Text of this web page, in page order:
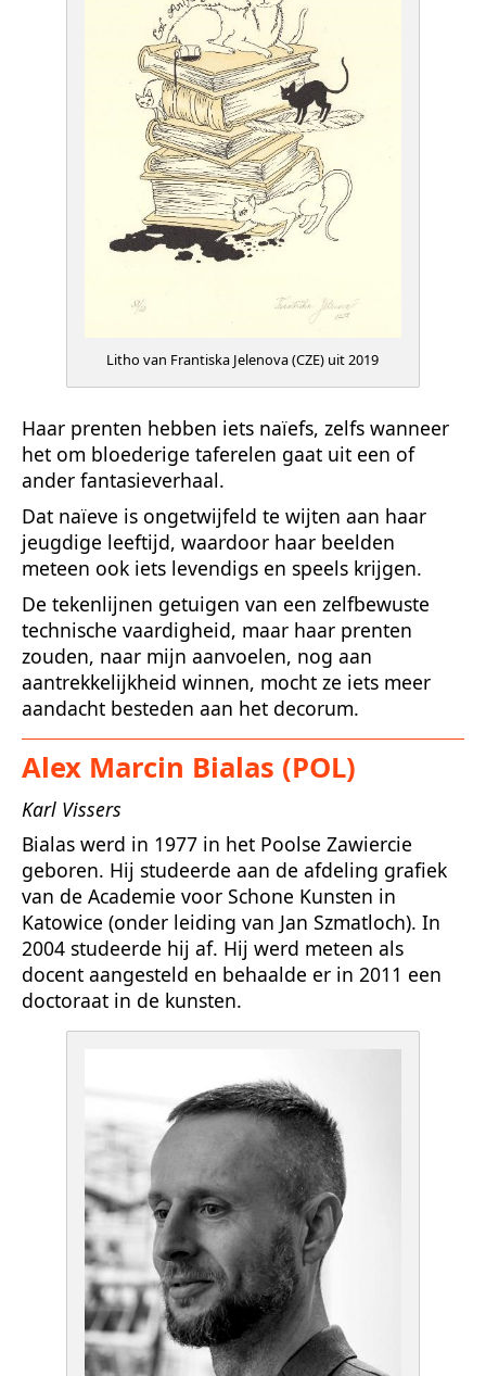
Litho van Frantiska Jelenova (CZE) uit 2019
Haar prenten hebben iets naïefs, zelfs wanneer
het om bloederige taferelen gaat uit een of
ander fantasieverhaal.
Dat naïeve is ongetwijfeld te wijten aan haar
jeugdige leeftijd, waardoor haar beelden
meteen ook iets levendigs en speels krijgen.
De tekenlijnen getuigen van een zelfbewuste
technische vaardigheid, maar haar prenten
zouden, naar mijn aanvoelen, nog aan
aantrekkelijkheid winnen, mocht ze iets meer
aandacht besteden aan het decorum.
Alex Marcin Bialas (POL)
Karl Vissers
Bialas werd in 1977 in het Poolse Zawiercie
geboren. Hij studeerde aan de afdeling grafiek
van de Academie voor Schone Kunsten in
Katowice (onder leiding van Jan Szmatloch). In
2004 studeerde hij af. Hij werd meteen als
docent aangesteld en behaalde er in 2011 een
doctoraat in de kunsten.